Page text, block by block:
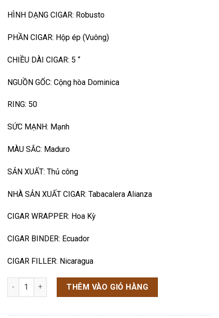
HÌNH DẠNG CIGAR: Robusto
PHẦN CIGAR: Hộp ép (Vuông)
CHIỀU DÀI CIGAR: 5 “
NGUỒN GỐC: Cộng hòa Dominica
RING: 50
SỨC MẠNH: Mạnh
MÀU SẮC: Maduro
SẢN XUẤT: Thủ công
NHÀ SẢN XUẤT CIGAR: Tabacalera Alianza
CIGAR WRAPPER: Hoa Kỳ
CIGAR BINDER: Ecuador
CIGAR FILLER: Nicaragua
Xì gà top 1 năm 2020 EP Carrillo Pledge Prequel số lượng
THÊM VÀO GIỎ HÀNG